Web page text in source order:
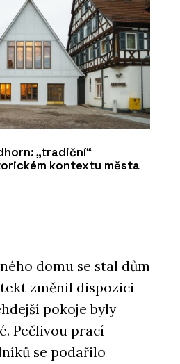
„tradiční“
kontextu města
domu se stal dům
změnil dispozici
pokoje byly
Pečlivou prací
se podařilo